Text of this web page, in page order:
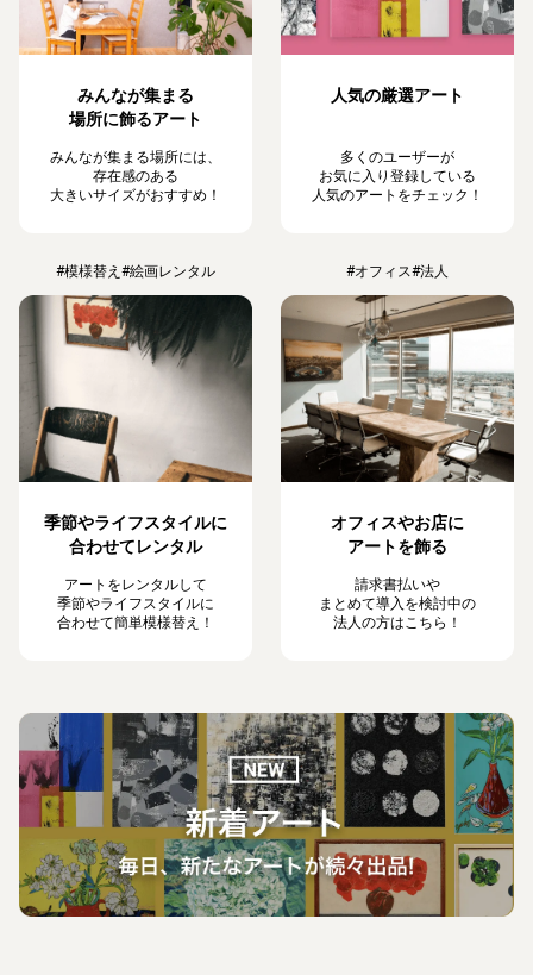
みんなが集まる
場所に飾るアート
みんなが集まる場所には、
存在感のある
大きいサイズがおすすめ！
人気の厳選アート
多くのユーザーが
お気に入り登録している
人気のアートをチェック！
#模様替え #絵画レンタル
季節やライフスタイルに
合わせてレンタル
アートをレンタルして
季節やライフスタイルに
合わせて簡単模様替え！
#オフィス#法人
オフィスやお店に
アートを飾る
請求書払いや
まとめて導入を検討中の
法人の方はこちら！